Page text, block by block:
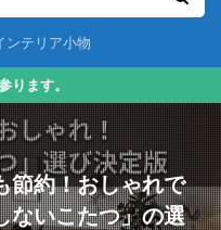
ンテリア小物
節約！おしゃれで
ないこたつ」の選